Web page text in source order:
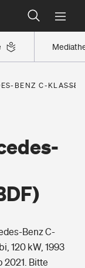
BENZ C-
Benz C-
120 kW, 1993
2021. Bitte